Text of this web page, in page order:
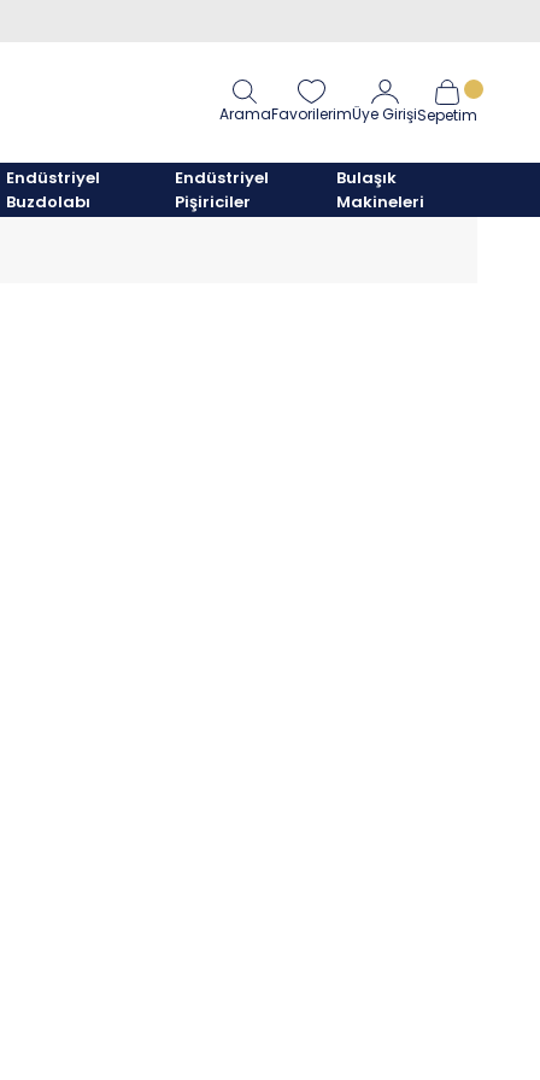
AramaFavorilerimÜye GirişiSepetim
Endüstriyel
Buzdolabı
Endüstriyel
Pişiriciler
Bulaşık
Makineleri